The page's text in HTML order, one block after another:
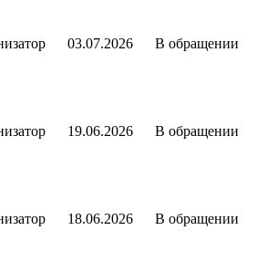
03.07.2026 В обращении
19.06.2026 В обращении
18.06.2026 В обращении